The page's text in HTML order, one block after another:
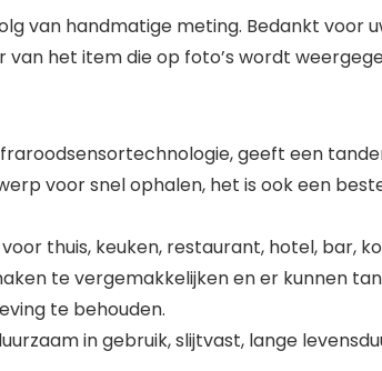
van handmatige meting. Bedankt voor
het item die op foto’s wordt
geeft een
voor snel ophalen, het is ook een
thuis, keuken, restaurant, hotel, bar,
te vergemakkelijken en er kunnen
te behouden.
in gebruik, slijtvast, lange